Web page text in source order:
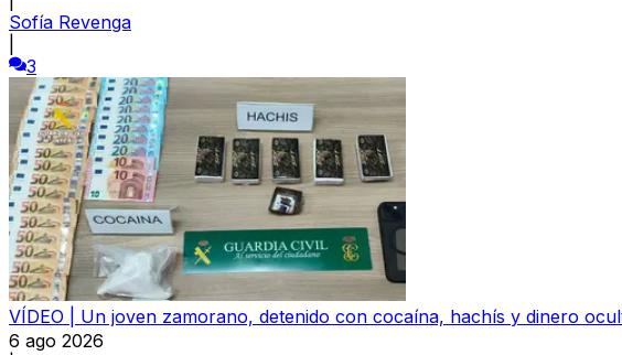
Sofía Revenga
3
VÍDEO | Un joven zamorano, detenido con cocaína, hachís y dinero
6 ago 2026